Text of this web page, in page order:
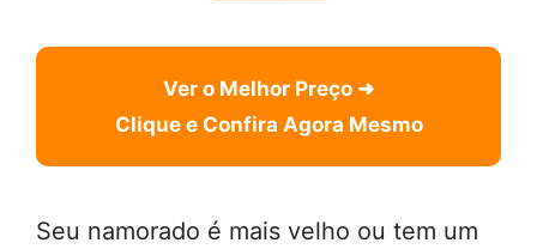
Ver o Melhor Preço ➜
Clique e Confira Agora Mesmo
Seu namorado é mais velho ou tem um